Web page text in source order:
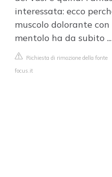
interessata: ecco
muscolo dolorante
mentolo ha da subito ...
Richiesta di rimozione della fonte
focus.it